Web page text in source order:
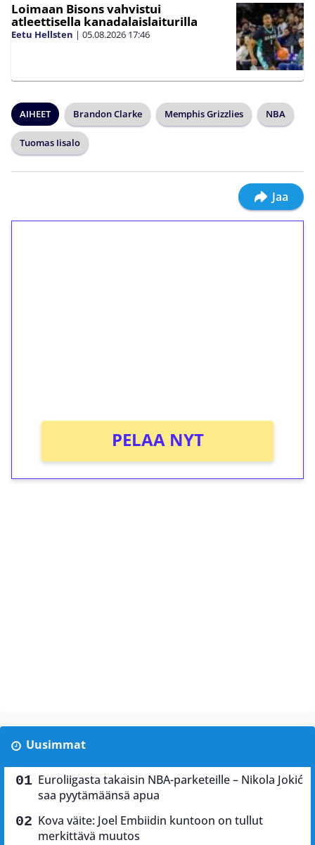
Loimaan Bisons vahvistui
atleettisella kanadalaislaiturilla
Eetu Hellsten | 05.08.2026 17:46
AIHEET Brandon Clarke Memphis Grizzlies NBA
Tuomas Iisalo
Jaa
PELAA NYT
Uusimmat
Euroliigasta takaisin NBA-parketeille – Nikola Jokić
saa pyytämäänsä apua
Kova väite: Joel Embiidin kuntoon on tullut
merkittävä muutos